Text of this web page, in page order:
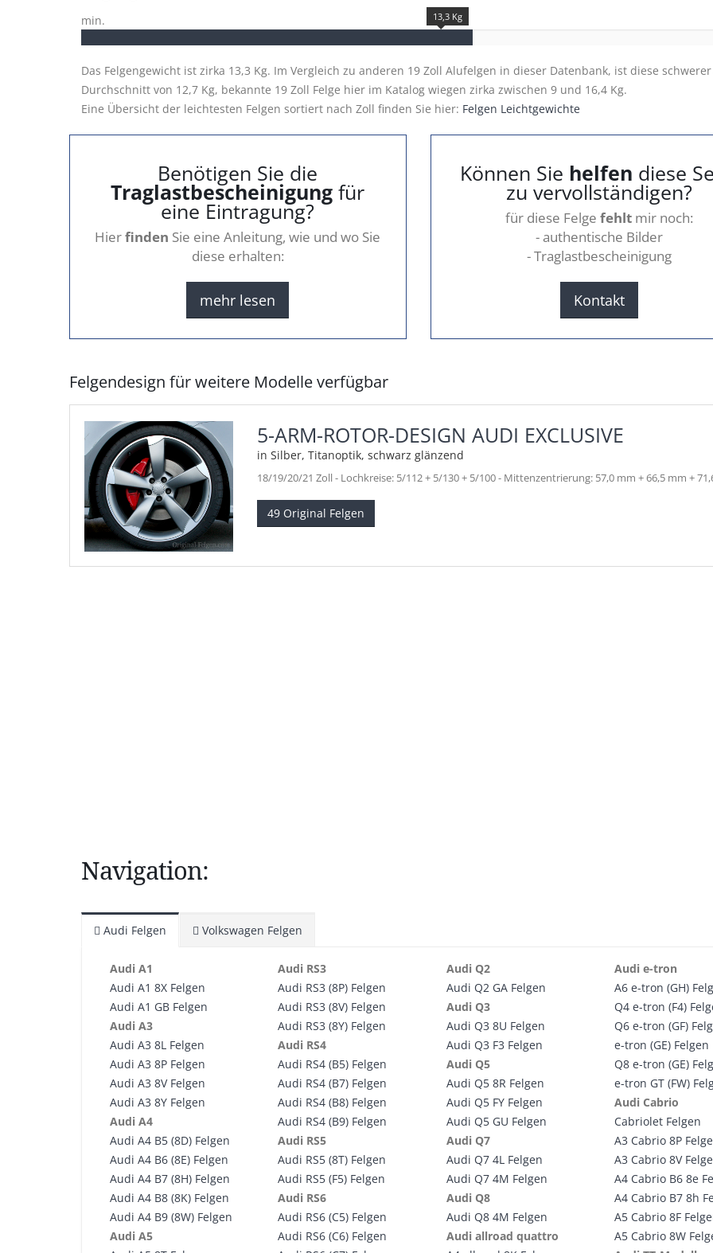
min. 13,3 Kg
Das Felgengewicht ist zirka 13,3 Kg. Im Vergleich zu anderen 19 Zoll Alufelgen in dieser Datenbank, ist diese
Durchschnitt von 12,7 Kg, bekannte 19 Zoll Felge hier im Katalog wiegen zirka zwischen 9 und 16,4 Kg.
Eine Übersicht der leichtesten Felgen sortiert nach Zoll finden Sie hier: Felgen Leichtgewichte
Benötigen Sie die
Traglastbescheinigung für
eine Eintragung?
Hierfinden Sie eine Anleitung, wie und wo Sie
diese erhalten:
mehr lesen
Können Sie helfen diese
zu vervollständigen?
für diese Felge fehltmir noch:
- authentische Bilder
- Traglastbescheinigung
Kontakt
Felgendesign für weitere Modelle verfügbar
5-ARM-ROTOR-DESIGN AUDI EXCLUSIVE
in Silber, Titanoptik, schwarz glänzend
18/19/20/21 Zoll - Lochkreise: 5/112 + 5/130 + 5/100 - Mittenzentrierung: 57,0 mm + 66,5 mm +
49 Original Felgen
Navigation:
Audi Felgen Volkswagen Felgen
Audi A1
Audi A1 8X Felgen
Audi A1 GB Felgen
Audi A3
Audi A3 8L Felgen
Audi A3 8P Felgen
Audi A3 8V Felgen
Audi A3 8Y Felgen
Audi A4
Audi A4 B5 (8D) Felgen
Audi A4 B6 (8E) Felgen
Audi A4 B7 (8H) Felgen
Audi A4 B8 (8K) Felgen
Audi A4 B9 (8W) Felgen
Audi A5
Audi RS3
Audi RS3 (8P) Felgen
Audi RS3 (8V) Felgen
Audi RS3 (8Y) Felgen
Audi RS4
Audi RS4 (B5) Felgen
Audi RS4 (B7) Felgen
Audi RS4 (B8) Felgen
Audi RS4 (B9) Felgen
Audi RS5
Audi RS5 (8T) Felgen
Audi RS5 (F5) Felgen
Audi RS6
Audi RS6 (C5) Felgen
Audi RS6 (C6) Felgen
Audi Q2
Audi Q2 GA Felgen
Audi Q3
Audi Q3 8U Felgen
Audi Q3 F3 Felgen
Audi Q5
Audi Q5 8R Felgen
Audi Q5 FY Felgen
Audi Q5 GU Felgen
Audi Q7
Audi Q7 4L Felgen
Audi Q7 4M Felgen
Audi Q8
Audi Q8 4M Felgen
Audi allroad quattro
Audi e-tron
A6 e-tron (GH)
Q4 e-tron (F4)
Q6 e-tron (GF)
e-tron (GE) Felgen
Q8 e-tron (GE)
e-tron GT (FW)
Audi Cabrio
Cabriolet Felgen
A3 Cabrio 8P
A3 Cabrio 8V
A4 Cabrio B6 8e
A4 Cabrio B7 8h
A5 Cabrio 8F
A5 Cabrio 8W